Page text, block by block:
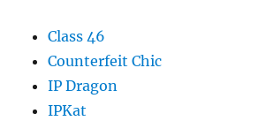
Class 46
Counterfeit Chic
IP Dragon
IPKat